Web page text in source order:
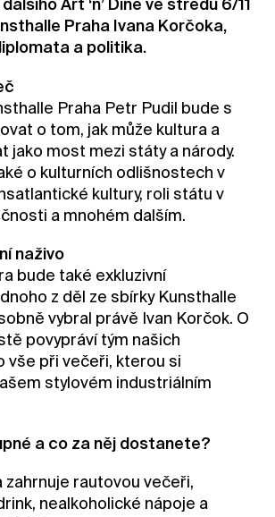
Art ‘n’ Dine ve středu 6/11
Praha Ivana Korčoka,
a politika.
Praha Petr Pudil bude s
o tom, jak může kultura a
jako most mezi státy a národy.
o kulturních odlišnostech v
kultury, roli státu v
a mnohém dalším.
naživo
bude také exkluzivní
z děl ze sbírky Kunsthalle
vybral právě Ivan Korčok. O
povypráví tým našich
vše při večeři, kterou si
stylovém industriálním
a co za něj dostanete?
zahrnuje rautovou večeři,
nealkoholické nápoje a